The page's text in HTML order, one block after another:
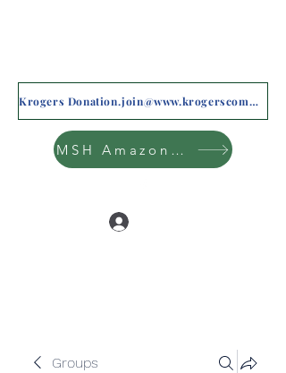
Krogers Donation.join@www.krogerscommunityrewards.com
MSH Amazon Wishlist
Groups